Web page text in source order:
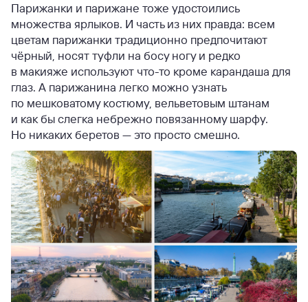
Парижанки и парижане тоже удостоились
множества ярлыков. И часть из них правда: всем
цветам парижанки традиционно предпочитают
чёрный, носят туфли на босу ногу и редко
в макияже используют что-то кроме карандаша для
глаз. А парижанина легко можно узнать
по мешковатому костюму, вельветовым штанам
и как бы слегка небрежно повязанному шарфу.
Но никаких беретов — это просто смешно.